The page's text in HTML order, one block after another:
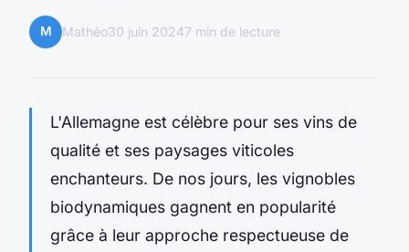
M Mathéo30 juin 20247 min de lecture
L'Allemagne est célèbre pour ses vins de
qualité et ses paysages viticoles
enchanteurs. De nos jours, les vignobles
biodynamiques gagnent en popularité
grâce à leur approche respectueuse de